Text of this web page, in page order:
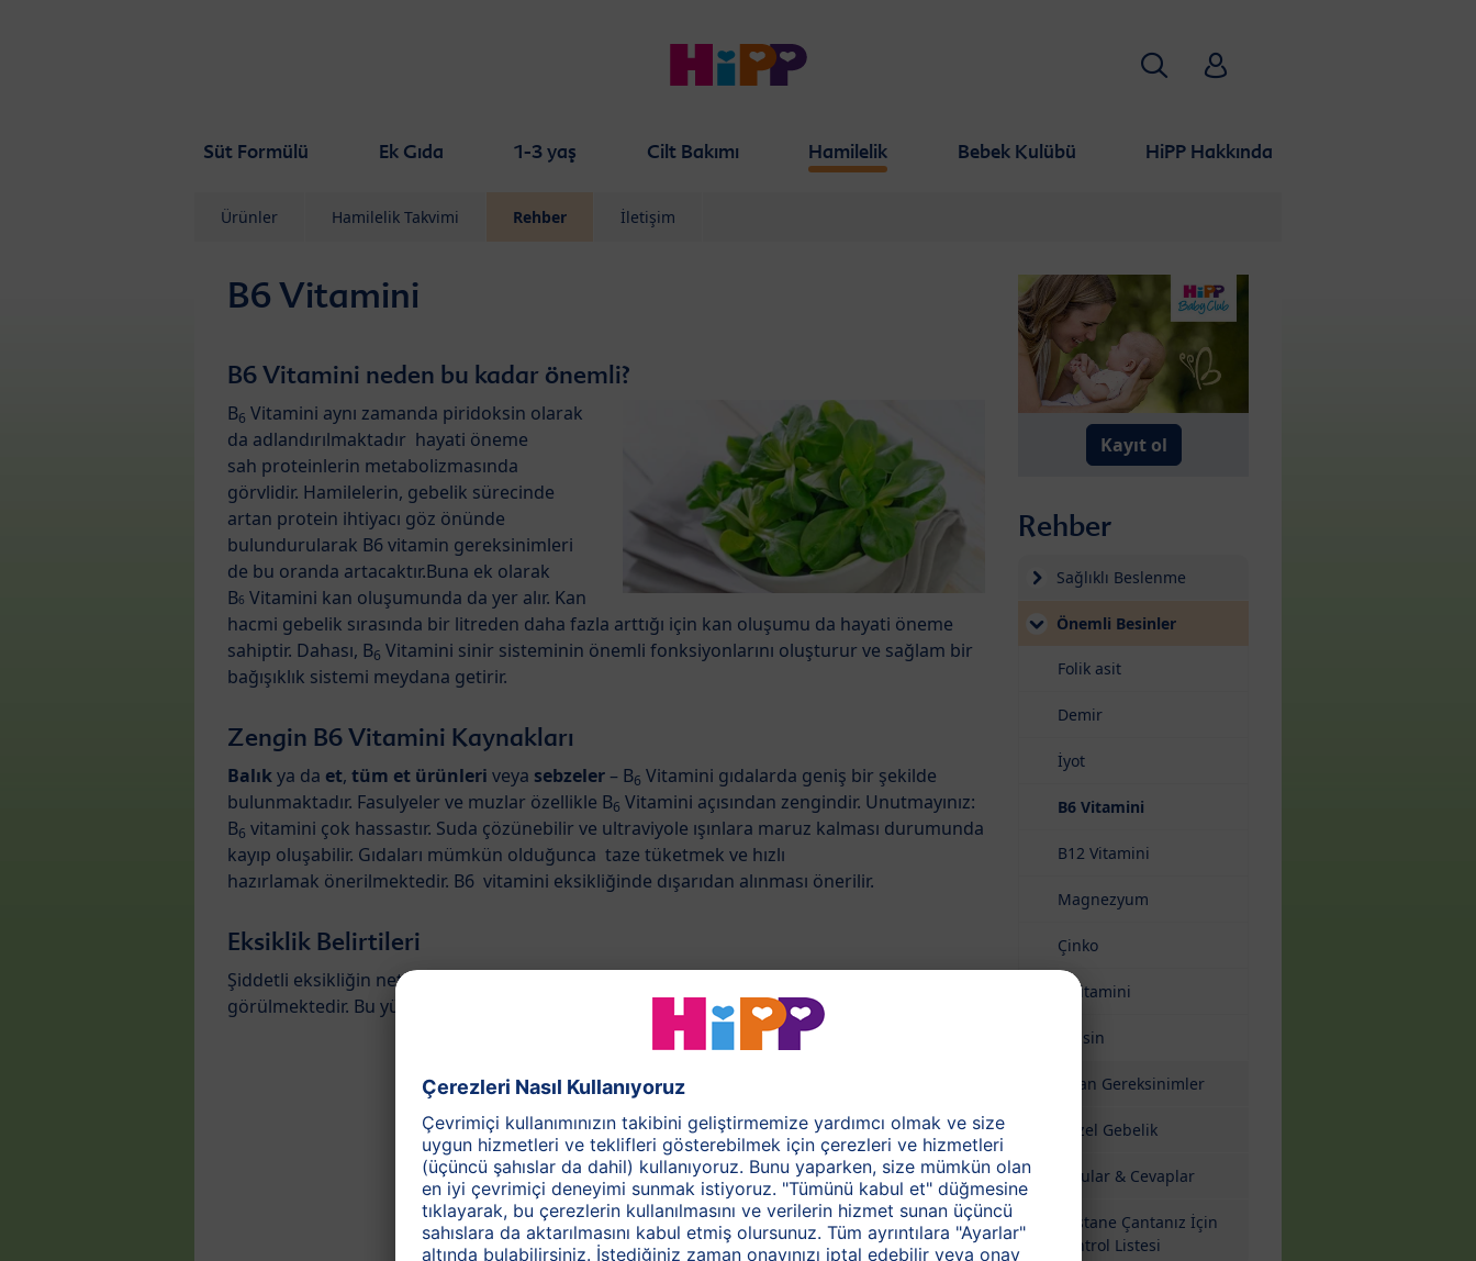
Süt Formülü Ek Gıda 1-3 yaş Cilt Bakımı Hamilelik Bebek Kulübü HiPP Hakkında
AramakHiPP Babyclub
Ürünler Hamilelik Takvimi Rehber İletişim
B6 Vitamini
B6 Vitamini neden bu kadar önemli?
B6 Vitamini aynı zamanda piridoksin olarak
da adlandırılmaktadır hayati öneme
sah proteinlerin metabolizmasında
görvlidir. Hamilelerin, gebelik sürecinde
artan protein ihtiyacı göz önünde
bulundurularak B6 vitamin gereksinimleri
de bu oranda artacaktır.Buna ek olarak
B6 Vitamini kan oluşumunda da yer alır. Kan
hacmi gebelik sırasında bir litreden daha fazla arttığı için kan oluşumu da hayati öneme
sahiptir. Dahası, B6 Vitamini sinir sisteminin önemli fonksiyonlarını oluşturur ve sağlam bir
bağışıklık sistemi meydana getirir.
Zengin B6 Vitamini Kaynakları
Balıkya da et, tüm et ürünleri veya sebzeler– B6 Vitamini gıdalarda geniş bir şekilde
bulunmaktadır. Fasulyeler ve muzlar özellikle B6 Vitamini açısından zengindir. Unutmayınız:
B6 vitamini çok hassastır. Suda çözünebilir ve ultraviyole ışınlara maruz kalması durumunda
kayıp oluşabilir. Gıdaları mümkün olduğunca taze tüketmek ve hızlı
hazırlamak önerilmektedir. B6 vitamini eksikliğinde dışarıdan alınması önerilir.
Eksiklik Belirtileri
Şiddetli eksikliğin neticesinde dermatolojik ve nörolojik sorunlar, göz şikayetleri ve anemi
görülmektedir. Bu yüzden B
Vitamini eksikliğini göz ardı etmemeniz gerekmektedir!
Kayıt ol
Rehber
Sağlıklı Beslenme
Önemli Besinler
Folik asit
Demir
İyot
B6 Vitamini
B12 Vitamini
Magnezyum
Çinko
E Vitamini
Niasin
Artan Gereksinimler
Güzel Gebelik
Sorular & Cevaplar
Hastane Çantanız İçin
Kontrol Listesi